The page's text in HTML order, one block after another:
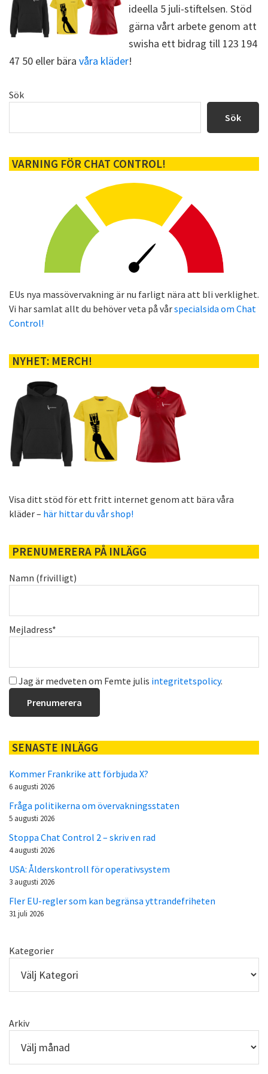
ideella 5 juli-stiftelsen. Stöd
gärna vårt arbete genom att
swisha ett bidrag till 123 194
47 50 eller bära våra kläder!
Primärt
Sök
Sök
VARNING FÖR CHAT CONTROL!
EUs nya massövervakning är nu farligt nära att bli verklighet.
Vi har samlat allt du behöver veta på vårspecialsida om Chat
Control!
NYHET: MERCH!
Visa ditt stöd för ett fritt internet genom att bära våra
kläder – här hittar du vår shop!
PRENUMERERA PÅ INLÄGG
Namn (frivilligt)
Mejladress*
Jag är medveten om Femte julis integritetspolicy.
SENASTE INLÄGG
Kommer Frankrike att förbjuda X?
6 augusti 2026
Fråga politikerna om övervakningsstaten
5 augusti 2026
Stoppa Chat Control 2 – skriv en rad
4 augusti 2026
USA: Ålderskontroll för operativsystem
3 augusti 2026
Fler EU-regler som kan begränsa yttrandefriheten
31 juli 2026
Kategorier
Arkiv